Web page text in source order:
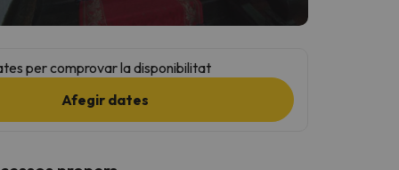
per comprovar la disponibilitat
Afegir dates